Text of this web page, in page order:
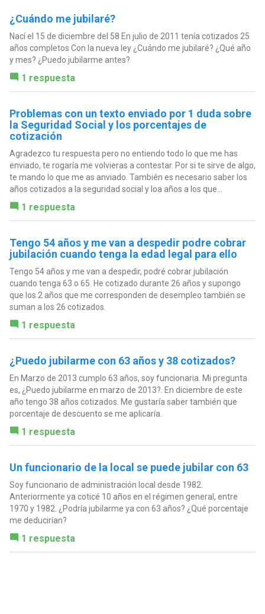
¿Cuándo me jubilaré?
Nací el 15 de diciembre del 58 En julio de 2011 tenía cotizados 25
años completos Con la nueva ley ¿Cuándo me jubilaré? ¿Qué año
y mes? ¿Puedo jubilarme antes?
1 respuesta
Problemas con un texto enviado por 1 duda sobre
la Seguridad Social y los porcentajes de
cotización
Agradezco tu respuesta pero no entiendo todo lo que me has
enviado, te rogaría me volvieras a contestar. Por si te sirve de algo,
te mando lo que me as anviado. También es necesario saber los
años cotizados a la seguridad social y loa años a los que...
1 respuesta
Tengo 54 años y me van a despedir podre cobrar
jubilación cuando tenga la edad legal para ello
Tengo 54 años y me van a despedir, podré cobrar jubilación
cuando tenga 63 o 65. He cotizado durante 26 años y supongo
que los 2 años que me corresponden de desempleo también se
suman a los 26 cotizados.
1 respuesta
¿Puedo jubilarme con 63 años y 38 cotizados?
En Marzo de 2013 cumplo 63 años, soy funcionaria. Mi pregunta
es, ¿Puedo jubilarme en marzo de 2013?. En diciembre de este
año tengo 38 años cotizados. Me gustaría saber también que
porcentaje de descuento se me aplicaría.
1 respuesta
Un funcionario de la local se puede jubilar con 63
Soy funcionario de administración local desde 1982.
Anteriormente ya coticé 10 años en el régimen general, entre
1970 y 1982. ¿Podría jubilarme ya con 63 años? ¿Qué porcentaje
me deducirían?
1 respuesta